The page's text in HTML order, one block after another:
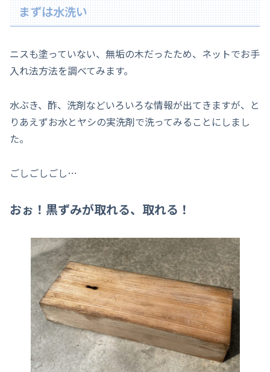
まずは水洗い
ニスも塗っていない、無垢の木だったため、ネットでお手
入れ法方法を調べてみます。
水ぶき、酢、洗剤などいろいろな情報が出てきますが、と
りあえずお水とヤシの実洗剤で洗ってみることにしまし
た。
ごしごしごし…
おぉ！黒ずみが取れる、取れる！